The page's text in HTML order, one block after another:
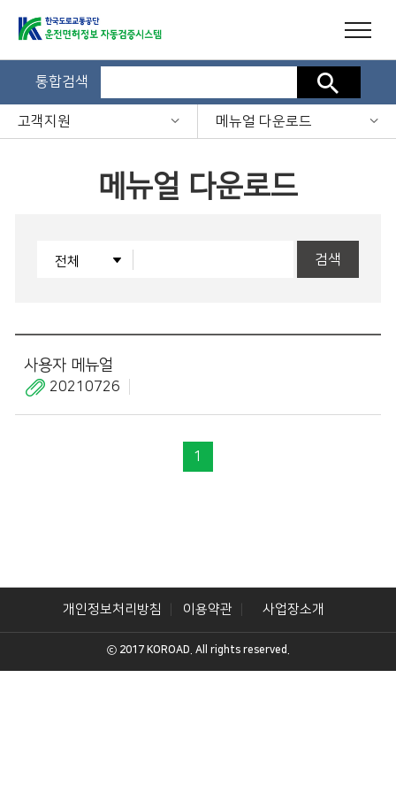
통합검색 검색
고객지원 메뉴얼 다운로드
메뉴얼 다운로드
검색
사용자 메뉴얼
20210726
1
개인정보처리방침 이용약관 사업장소개
ⓒ 2017 KOROAD. All rights reserved.